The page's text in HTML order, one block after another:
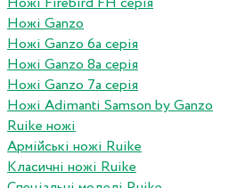
Ножі Ganzo
Ножі Ganzo 6а серія
Ножі Ganzo 8а серія
Ножі Ganzo 7а серія
Ножі Adimanti Samson by Ganzo
Ruike ножі
Армійські ножі Ruike
Класичні ножі Ruike